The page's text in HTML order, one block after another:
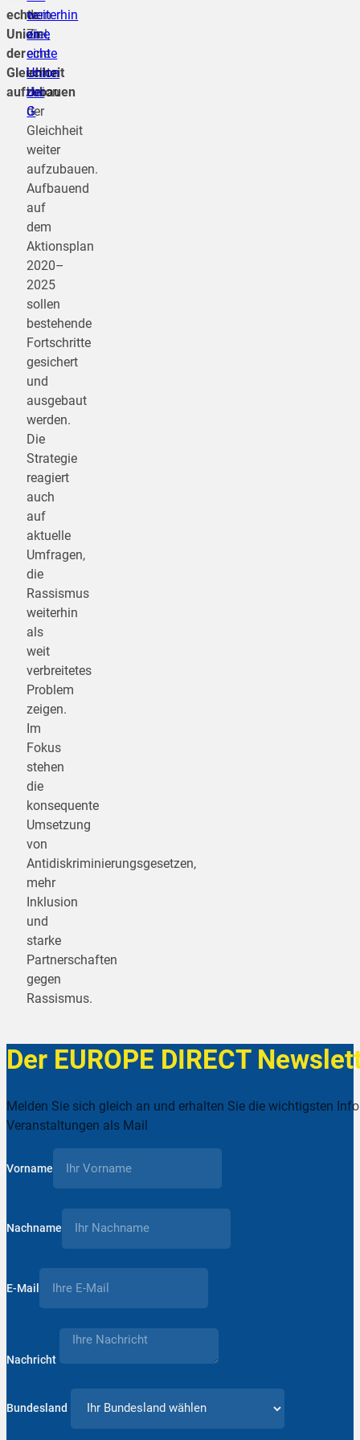
echte
Union
der
Gleichheit
aufzubauen
dem
Ziel,
eine
echte
Union
der
Gleichheit
weiter
aufzubauen.
Aufbauend
auf
dem
Aktionsplan
2020–
2025
sollen
bestehende
Fortschritte
gesichert
und
ausgebaut
werden.
Die
Strategie
reagiert
auch
auf
aktuelle
Umfragen,
die
Rassismus
weiterhin
als
weit
verbreitetes
Problem
zeigen.
Im
Fokus
stehen
die
konsequente
Umsetzung
von
Antidiskriminierungsgesetzen,
mehr
Inklusion
und
starke
Partnerschaften
gegen
Rassismus.
weiterhin
eine
echte
Union
der
G
Der EUROPE DIRECT
Melden Sie sich gleich an und erhalten Sie die wichtigsten
Veranstaltungen als Mail
Vorname
Nachname
E-Mail
Nachricht
Bundesland